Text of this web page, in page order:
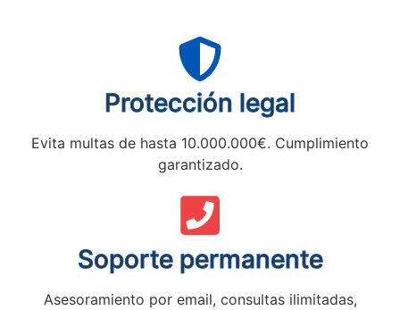
Protección legal
Evita multas de hasta 10.000.000€. Cumplimiento
garantizado.
Soporte permanente
Asesoramiento por email, consultas ilimitadas,